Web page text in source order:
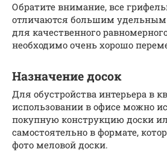
Обратите внимание, все
отличаются большим удельным
для качественного
необходимо очень хорошо
Назначение досок
Для обустройства интерьера в
использовании в офисе можно
покупную конструкцию доски
самостоятельно в формате,
фото меловой доски.